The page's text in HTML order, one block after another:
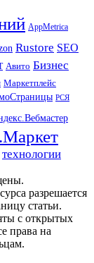
AppMetrica
Rustore SEO
Авито Бизнес
Маркетплейс
РСЯ
технологии
разрешается
статьи.
с открытых
права на